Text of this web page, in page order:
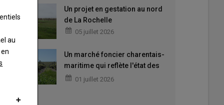
Un projet en gestation au nord
de La Rochelle
05 juillet 2026
Un marché foncier charentais-
maritime qui reflète l'état des
filières01 juillet 2026
au